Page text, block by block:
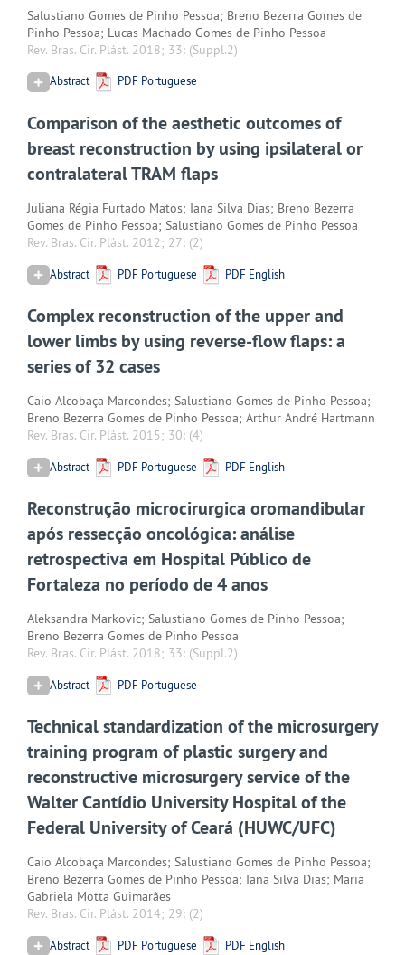
Salustiano Gomes de Pinho Pessoa; Breno Bezerra Gomes de
Pinho Pessoa; Lucas Machado Gomes de Pinho Pessoa
Rev. Bras. Cir. Plást. 2018; 33: (Suppl.2)
Abstract PDF Portuguese
Comparison of the aesthetic outcomes of
breast reconstruction by using ipsilateral or
contralateral TRAM flaps
Juliana Régia Furtado Matos; Iana Silva Dias; Breno Bezerra
Gomes de Pinho Pessoa; Salustiano Gomes de Pinho Pessoa
Rev. Bras. Cir. Plást. 2012; 27: (2)
Abstract PDF Portuguese PDF English
Complex reconstruction of the upper and
lower limbs by using reverse-flow flaps: a
series of 32 cases
Caio Alcobaça Marcondes; Salustiano Gomes de Pinho Pessoa;
Breno Bezerra Gomes de Pinho Pessoa; Arthur André Hartmann
Rev. Bras. Cir. Plást. 2015; 30: (4)
Abstract PDF Portuguese PDF English
Reconstrução microcirurgica oromandibular
após ressecção oncológica: análise
retrospectiva em Hospital Público de
Fortaleza no período de 4 anos
Aleksandra Markovic; Salustiano Gomes de Pinho Pessoa;
Breno Bezerra Gomes de Pinho Pessoa
Rev. Bras. Cir. Plást. 2018; 33: (Suppl.2)
Abstract PDF Portuguese
Technical standardization of the microsurgery
training program of plastic surgery and
reconstructive microsurgery service of the
Walter Cantídio University Hospital of the
Federal University of Ceará (HUWC/UFC)
Caio Alcobaça Marcondes; Salustiano Gomes de Pinho Pessoa;
Breno Bezerra Gomes de Pinho Pessoa; Iana Silva Dias; Maria
Gabriela Motta Guimarães
Rev. Bras. Cir. Plást. 2014; 29: (2)
Abstract PDF Portuguese PDF English